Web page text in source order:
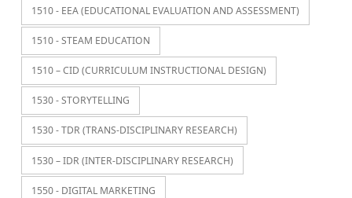
1510 - EEA (EDUCATIONAL EVALUATION AND ASSESSMENT)
1510 - STEAM EDUCATION
1510 – CID (CURRICULUM INSTRUCTIONAL DESIGN)
1530 - STORYTELLING
1530 - TDR (TRANS-DISCIPLINARY RESEARCH)
1530 – IDR (INTER-DISCIPLINARY RESEARCH)
1550 - DIGITAL MARKETING